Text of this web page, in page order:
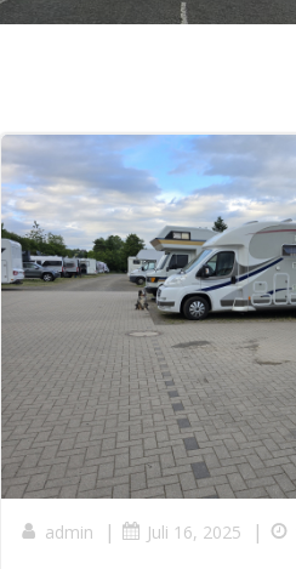
admin | Juli 16, 2025 |